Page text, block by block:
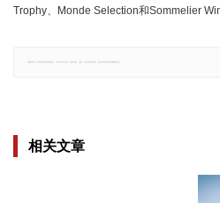
Trophy、Monde Selection和Sommelier
相关文章